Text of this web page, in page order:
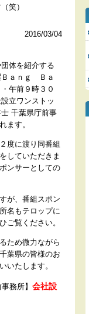
笑）
2016/03/04
体を紹介する
Ｂａｎｇ Ｂａ
午前９時３０
立ワンストッ
千葉県庁前事
ます。
度に渡り同番組
していただきま
ンサーとしての
が、番組スポン
名もテロップに
ご覧ください。
ため微力ながら
葉県の皆様のお
いたします。
事務所】会社設